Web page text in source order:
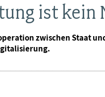
ist kein
zwischen Staat